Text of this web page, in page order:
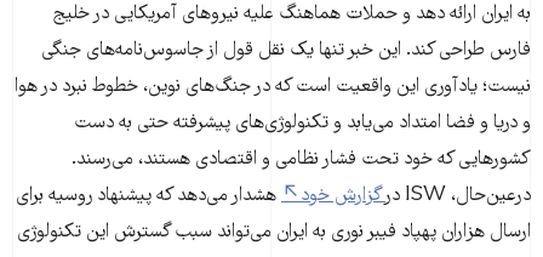
به ایران ارائه دهد و حملات هماهنگ علیه نیروهای آمریکایی در خلیج
فارس طراحی کند. این خبر تنها یک نقل قول از جاسوس‌نامه‌های جنگی
نیست؛ یادآوری این واقعیت است که در جنگ‌های نوین، خطوط نبرد در هوا
و دریا و فضا امتداد می‌یابد و تکنولوژی‌های پیشرفته حتی به دست
کشورهایی که خود تحت فشار نظامی و اقتصادی هستند، می‌رسند.
درعین‌حال، ISW در
گزارش خود
هشدار می‌دهد که پیشنهاد روسیه برای
ارسال هزاران پهپاد فیبر نوری به ایران می‌تواند سبب گسترش این تکنولوژی